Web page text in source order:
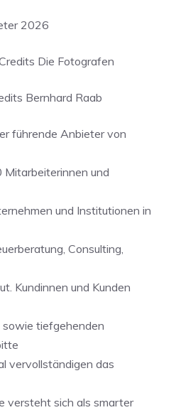
2026
Die Fotografen
Bernhard Raab
führende Anbieter von
Mitarbeiterinnen und
und Institutionen in
Consulting,
Kundinnen und Kunden
tiefgehenden
vervollständigen das
versteht sich als smarter